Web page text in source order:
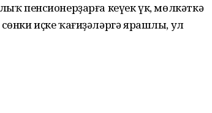
пенсионерҙарға кеүек үк, мөл­кәткә
иҫке ҡағиҙәләргә ярашлы, ул